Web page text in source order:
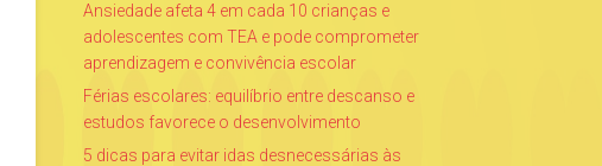
Ansiedade afeta 4 em cada 10 crianças e
adolescentes com TEA e pode comprometer
aprendizagem e convivência escolar
Férias escolares: equilíbrio entre descanso e
estudos favorece o desenvolvimento
5 dicas para evitar idas desnecessárias às